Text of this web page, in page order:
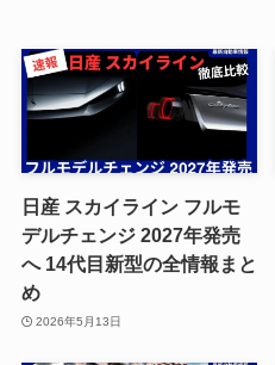
日産 スカイライン フルモ
デルチェンジ 2027年発売
へ 14代目新型の全情報まと
め
2026年5月13日